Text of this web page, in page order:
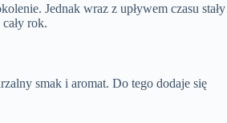
Jednak wraz z upływem czasu stały
rok.
smak i aromat. Do tego dodaje się